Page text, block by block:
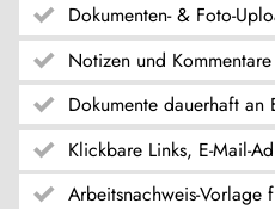
Dokumenten- & Foto-
Notizen und
Dokumente dauerhaft an
Klickbare Links, E-Mail-
Arbeitsnachweis-Vorlage